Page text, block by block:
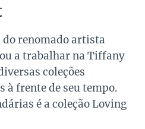
renomado artista
a trabalhar na Tiffany
coleções
à frente de seu tempo.
é a coleção Loving